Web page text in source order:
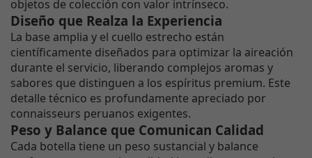
objetos de colección con valor intrínseco.
Diseño que Realza la Experiencia
La base amplia y el cuello estrecho están
científicamente diseñados para optimizar la aireación
durante el servicio, liberando complejos aromas y
sabores que distinguen a los espíritus premium. Este
detalle técnico es profundamente apreciado por
connaisseurs peruanos exigentes.
Peso y Balance que Comunican Calidad
Cada botella tiene un peso sustancial y balance